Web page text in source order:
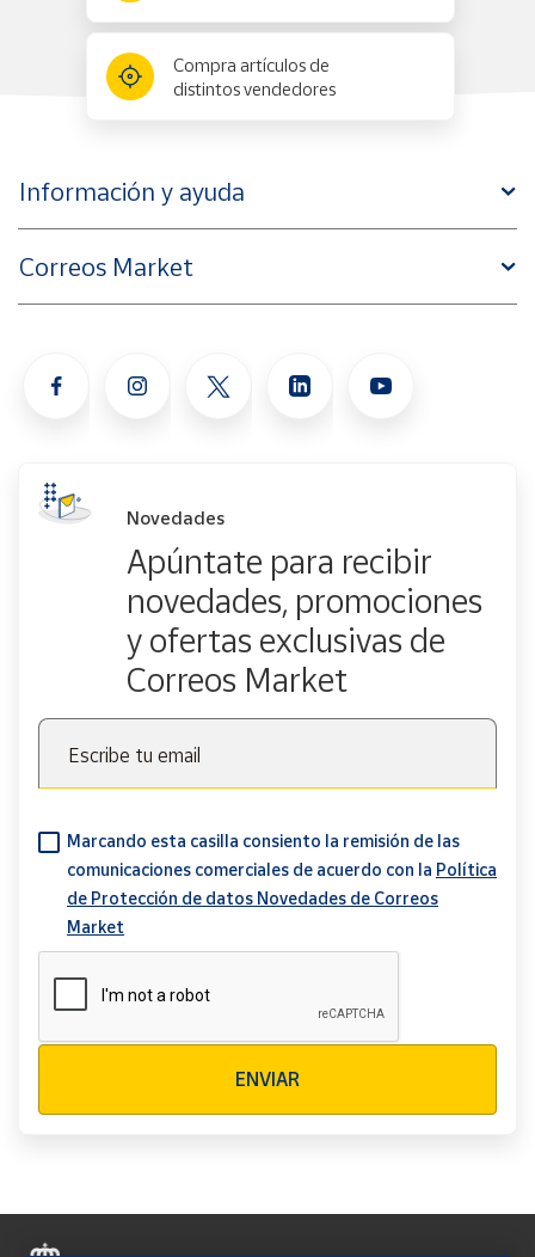
Compra artículos de
distintos vendedores
Información y ayuda
Correos Market
Novedades
Apúntate para recibir
novedades, promociones
y ofertas exclusivas de
Correos Market
Escribe tu email
Marcando esta casilla consiento la remisión de las
comunicaciones comerciales de acuerdo con la Política
de Protección de datos Novedades de Correos
Market
ENVIAR